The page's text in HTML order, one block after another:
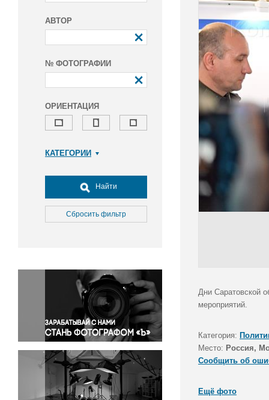
АВТОР
№ ФОТОГРАФИИ
ОРИЕНТАЦИЯ
КАТЕГОРИИ
Досуг, туризм и отдых
Культура
Медицина
Окружающая среда
Политика
Правосудие
Происшествия и конфликты
Религия
Светская жизнь
Спорт
Экология
Экономика и бизнес
Найти
Сбросить фильтр
Дни Саратовской
мероприятий.
Категория:
Место: Россия,
Сообщить об
Ещё фото